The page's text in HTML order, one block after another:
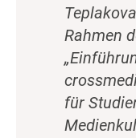
Rahmen
für